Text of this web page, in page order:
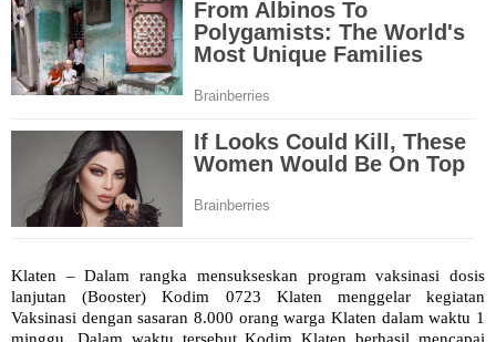
Klaten – Dalam rangka mensukseskan program vaksinasi dosis
lanjutan (Booster) Kodim 0723 Klaten menggelar kegiatan
Vaksinasi dengan sasaran 8.000 orang warga Klaten dalam waktu 1